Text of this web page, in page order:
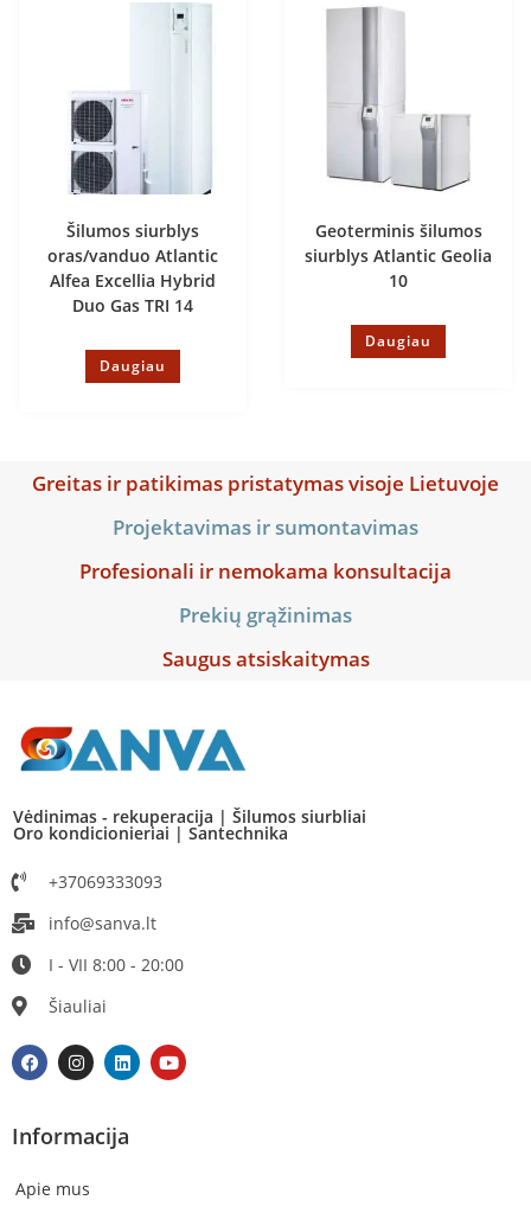
Šilumos siurblys
oras/vanduo Atlantic
Alfea Excellia Hybrid
Duo Gas TRI 14
Daugiau
Geoterminis šilumos
siurblys Atlantic Geolia
10
Daugiau
Greitas ir patikimas pristatymas visoje Lietuvoje
Projektavimas ir sumontavimas
Profesionali ir nemokama konsultacija
Prekių grąžinimas
Saugus atsiskaitymas
Vėdinimas - rekuperacija | Šilumos siurbliai
Oro kondicionieriai | Santechnika
+37069333093
info@sanva.lt
I - VII 8:00 - 20:00
Šiauliai
Informacija
Apie mus